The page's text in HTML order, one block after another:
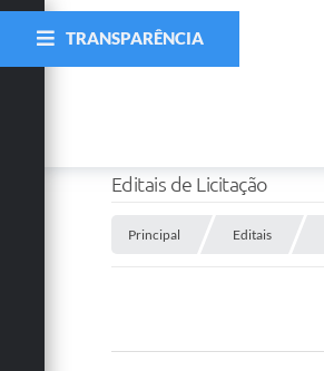
TRANSPARÊNCIA
Editais de Licitação
Principal Editais